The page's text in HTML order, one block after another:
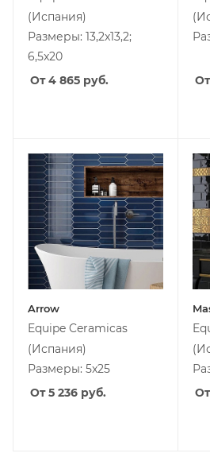
(Испания)
Размеры: 13,2x13,2;
6,5x20
От 4 865 руб.
Arrow
Equipe Ceramicas
(Испания)
Размеры: 5x25
От 5 236 руб.
От